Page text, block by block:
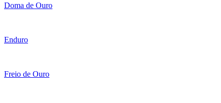
Doma de Ouro
Enduro
Freio de Ouro